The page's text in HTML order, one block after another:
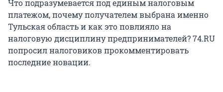
Что подразумевается под единым налоговым
платежом, почему получателем выбрана именно
Тульская область и как это повлияло на
налоговую дисциплину предпринимателей? 74.RU
попросил налоговиков прокомментировать
последние новации.